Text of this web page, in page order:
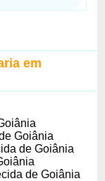
em
Goiânia
de Goiânia
de Goiânia